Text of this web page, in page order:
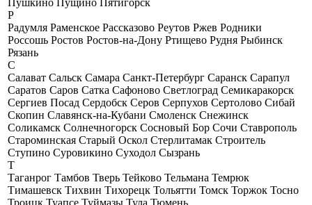
Р
Радумля Раменское Рассказово Реутов Ржев Родники
Россошь Ростов Ростов-на-Дону Ртищево Рудня Рыбинск
Рязань
С
Салават Сальск Самара Санкт-Петербург Саранск Сарапул
Саратов Саров Сатка Сафоново Светлоград Семикаракорск
Сергиев Посад Сердобск Серов Серпухов Сертолово Сибай
Скопин Славянск-на-Кубани Смоленск Снежинск
Соликамск Солнечногорск Сосновый Бор Сочи Ставрополь
Староминская Старый Оскол Стерлитамак Строитель
Ступино Суровикино Суходол Сызрань
Т
Таганрог Тамбов Тверь Тейково Тельмана Темрюк
Тимашевск Тихвин Тихорецк Тольятти Томск Торжок Тосно
Троицк Туапсе Туймазы Тула Тюмень